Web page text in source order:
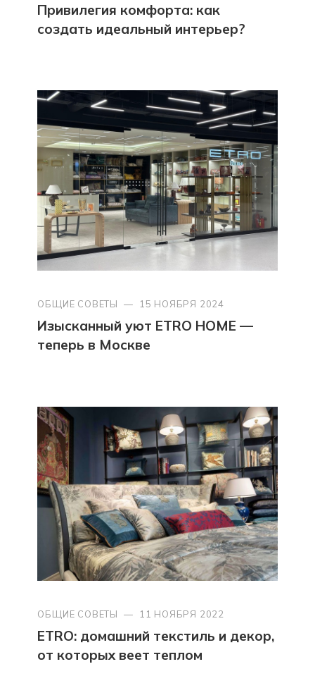
Привилегия комфорта: как
создать идеальный интерьер?
ОБЩИЕ СОВЕТЫ — 15 НОЯБРЯ 2024
Изысканный уют ETRO HOME —
теперь в Москве
ОБЩИЕ СОВЕТЫ — 11 НОЯБРЯ 2022
ETRO: домашний текстиль и декор,
от которых веет теплом